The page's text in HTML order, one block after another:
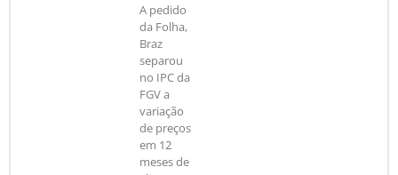
A pedido
da Folha,
Braz
separou
no IPC da
FGV a
variação
de preços
em 12
meses de